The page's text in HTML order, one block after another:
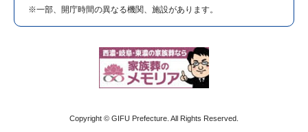
※一部、開庁時間の異なる機関、施設があります。
Copyright © GIFU Prefecture. All Rights Reserved.